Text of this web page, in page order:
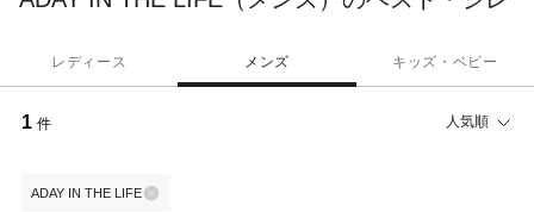
レディース メンズ キッズ・ベビー
1 件 人気順
ADAY IN THE LIFE